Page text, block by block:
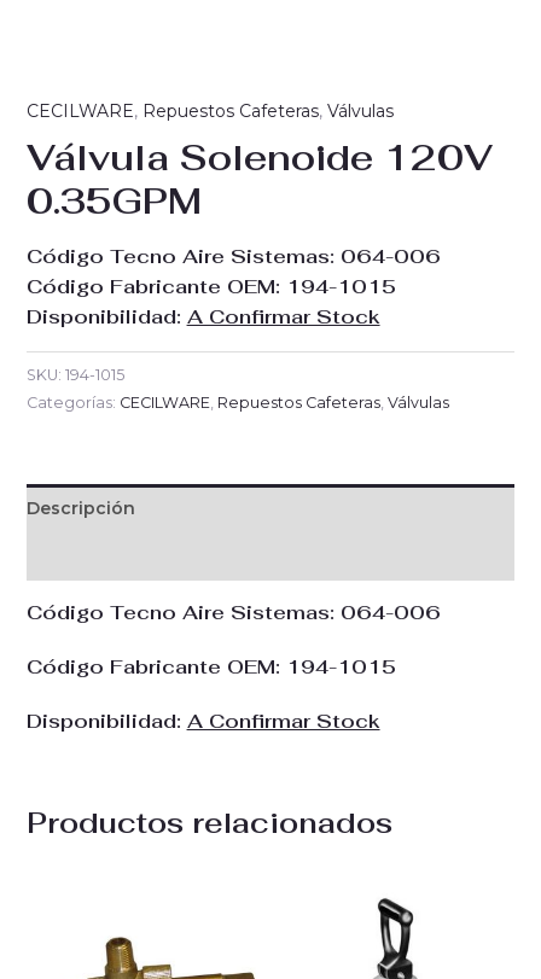
CECILWARE, Repuestos Cafeteras, Válvulas
Válvula Solenoide 120V
0.35GPM
Código Tecno Aire Sistemas: 064-006
Código Fabricante OEM: 194-1015
Disponibilidad: A Confirmar Stock
SKU: 194-1015
Categorías: CECILWARE Repuestos Cafeteras, Válvulas
Descripción
Código Tecno Aire Sistemas: 064-006
Código Fabricante OEM: 194-1015
Disponibilidad: A Confirmar Stock
Productos relacionados